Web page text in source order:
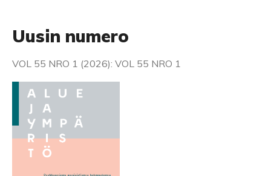
Uusin numero
VOL 55 NRO 1 (2026): VOL 55 NRO 1